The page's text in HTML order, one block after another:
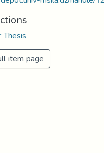
item page